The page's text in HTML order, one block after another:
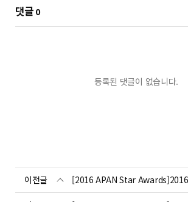
댓글0
등록된 댓글이 없습니다.
이전글